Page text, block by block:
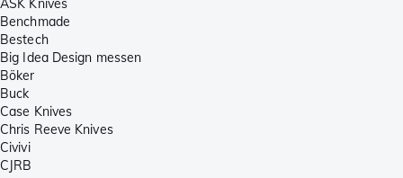
ASK Knives
Benchmade
Bestech
Big Idea Design messen
Böker
Buck
Case Knives
Chris Reeve Knives
Civivi
CJRB